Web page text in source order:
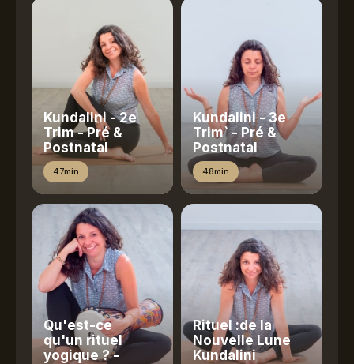
Kundalini - 2e
Trim - Pré &
Postnatal
47min
Kundalini - 3e
Trim` - Pré &
Postnatal
48min
Qu'est-ce
qu'un rituel
yogique ? -
Rituel :de la
Nouvelle Lune
Kundalini